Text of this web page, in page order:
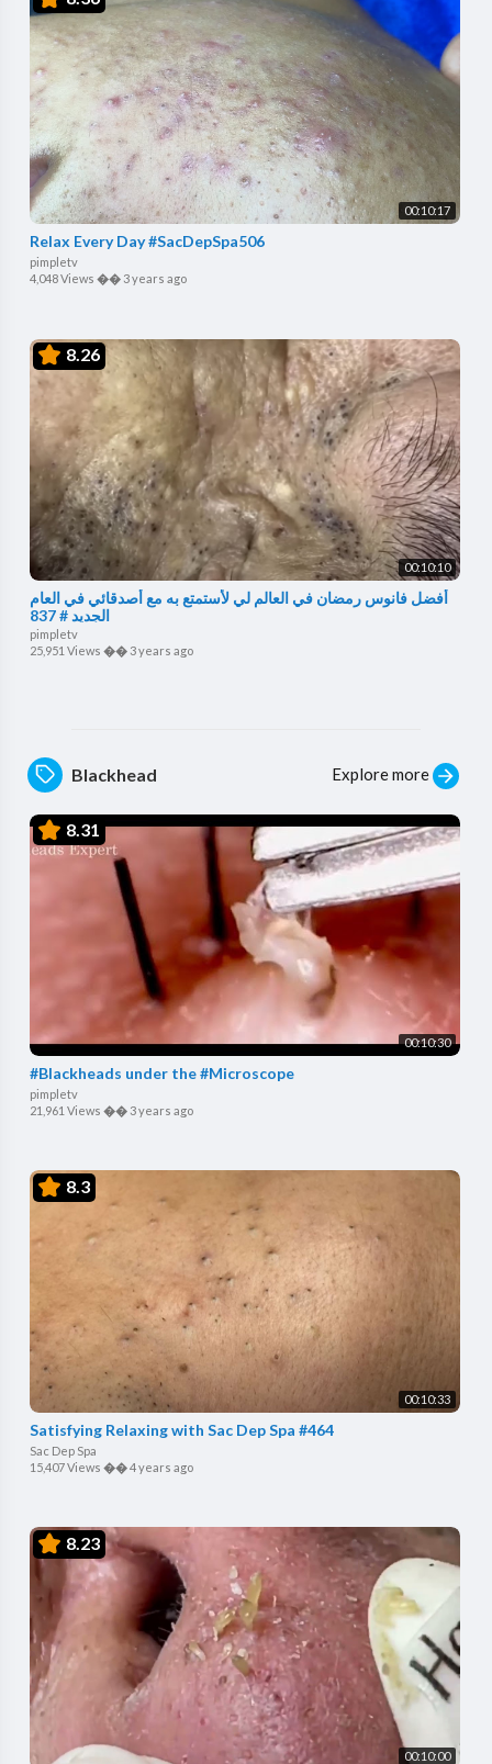
00:10:17
Relax Every Day #SacDepSpa506
pimpletv
4,048 Views �� 3 years ago
8.26
00:10:10
أفضل فانوس رمضان في العالم لي لأستمتع به مع أصدقائي في العام
الجديد # 837
pimpletv
25,951 Views �� 3 years ago
Blackhead Explore more
8.31
00:10:30
#Blackheads under the #Microscope
pimpletv
21,961 Views �� 3 years ago
8.3
00:10:33
Satisfying Relaxing with Sac Dep Spa #464
Sac Dep Spa
15,407 Views ��4 years ago
8.23
00:10:00